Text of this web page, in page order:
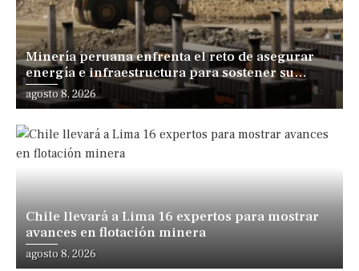
Minería peruana enfrenta el reto de asegurar
energía e infraestructura para sostener su
expansión
agosto 8, 2026
Chile llevará a Lima 16 expertos para mostrar
avances en flotación minera
agosto 8, 2026